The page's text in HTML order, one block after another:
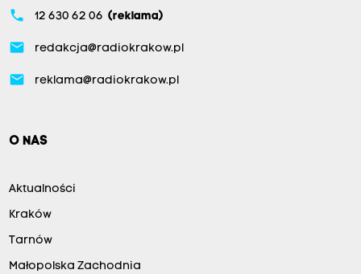
phone 12 630 62 06 (reklama)
email redakcja@radiokrakow.pl
email reklama@radiokrakow.pl
O NAS
Aktualności
Kraków
Tarnów
Małopolska Zachodnia